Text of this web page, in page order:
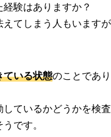
験はありますか？
てしまう人もいますが
ている状態のことであ
ているかどうかを検
です。